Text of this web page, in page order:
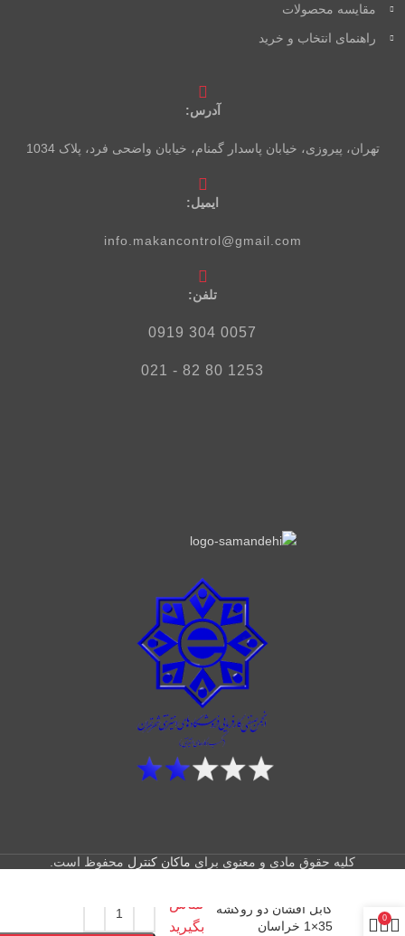
مقایسه محصولات
راهنمای انتخاب و خرید
آدرس:
تهران، پیروزی، خیابان پاسدار گمنام، خیابان واضحی فرد، پلاک 1034
ایمیل:
info.makancontrol@gmail.com
تلفن‌:
0057 304 0919
1253 80 82 - 021
کلیه حقوق مادی و معنوی برای ماکان کنترل محفوظ است.
کابل افشان دو روکشه
35×1 خراسان
تماس
بگیرید
0